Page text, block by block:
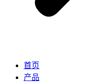
首页
产品